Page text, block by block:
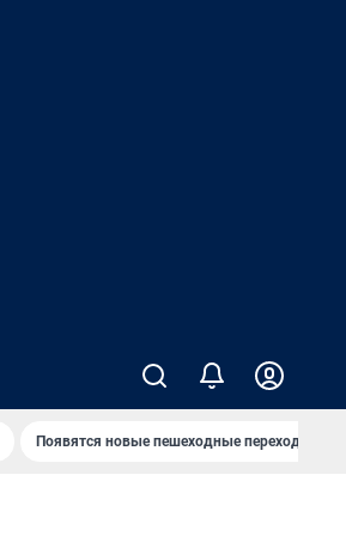
Появятся новые пешеходные переходы